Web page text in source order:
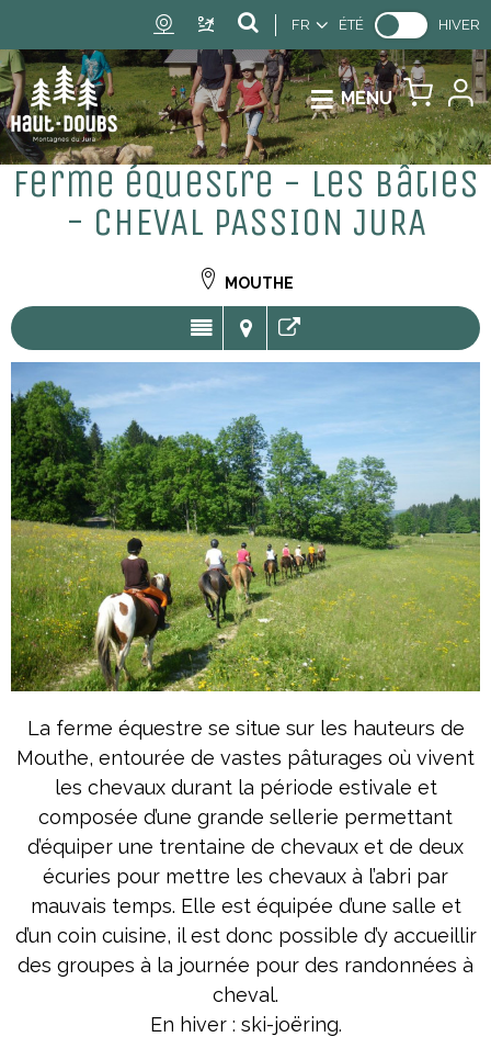
FR ÉTÉ HIVER
MENU
Ferme équestre - Les Bâties
- CHEVAL PASSION JURA
MOUTHE
La ferme équestre se situe sur les hauteurs de
Mouthe, entourée de vastes pâturages où vivent
les chevaux durant la période estivale et
composée d’une grande sellerie permettant
d’équiper une trentaine de chevaux et de deux
écuries pour mettre les chevaux à l’abri par
mauvais temps. Elle est équipée d’une salle et
d’un coin cuisine, il est donc possible d’y accueillir
des groupes à la journée pour des randonnées à
cheval.
En hiver : ski-joëring.